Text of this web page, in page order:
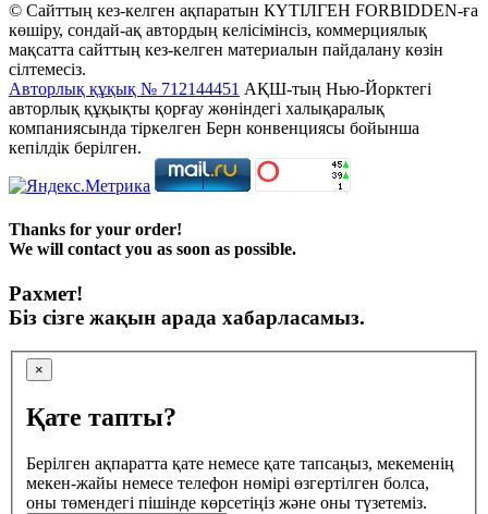
© Сайттың кез-келген ақпаратын КҮТІЛГЕН FORBIDDEN-ға
көшіру, сондай-ақ автордың келісімінсіз, коммерциялық
мақсатта сайттың кез-келген материалын пайдалану көзін
сілтемесіз.
Авторлық құқық № 712144451 АҚШ-тың Нью-Йорктегі
авторлық құқықты қорғау жөніндегі халықаралық
компаниясында тіркелген Берн конвенциясы бойынша
кепілдік берілген.
Thanks for your order!
We will contact you as soon as possible.
Рахмет!
Біз сізге жақын арада хабарласамыз.
×
Қате тапты?
Берілген ақпаратта қате немесе қате тапсаңыз, мекеменің
мекен-жайы немесе телефон нөмірі өзгертілген болса,
оны төмендегі пішінде көрсетіңіз және оны түзетеміз.